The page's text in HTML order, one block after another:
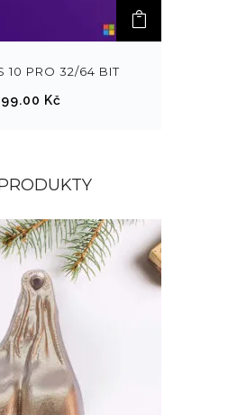
10 PRO 32/64 BIT
Kč